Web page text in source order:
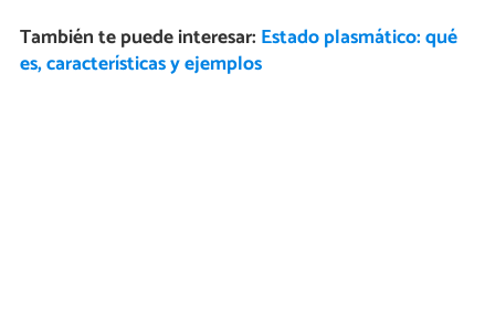
También te puede interesar: Estado plasmático: qué
es, características y ejemplos